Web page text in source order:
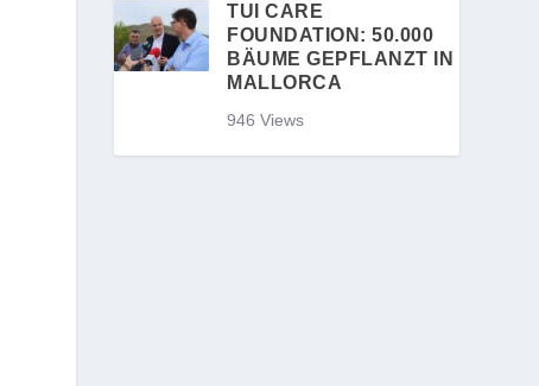
TUI CARE
FOUNDATION: 50.000
BÄUME GEPFLANZT IN
MALLORCA
946 Views